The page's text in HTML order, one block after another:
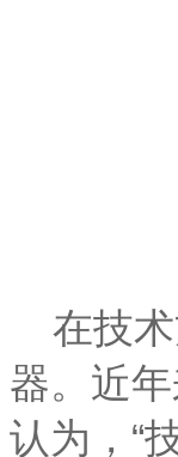
在技
器。近
认为，“